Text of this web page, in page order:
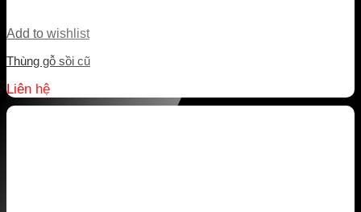
Add to wishlist
Thùng gỗ sồi cũ
Liên hệ